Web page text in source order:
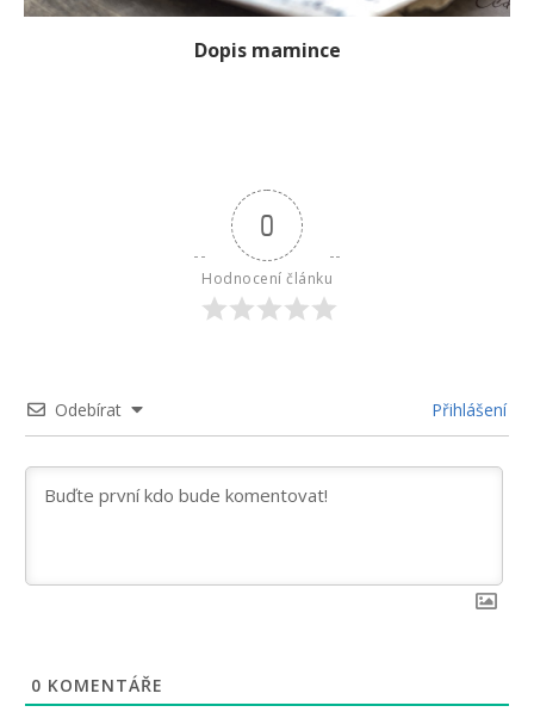
Dopis mamince
0
Hodnocení článku
Odebírat Přihlášení
0 KOMENTÁŘE